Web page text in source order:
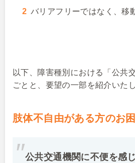
バリアフリーではなく、移
以下、障害種別における「公共
ごとと、要望の一部を紹介いたし
肢体不自由がある方のお
公共交通機関に不便を感